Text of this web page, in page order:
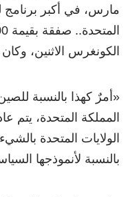
مارس، في أكبر برنامج
الكونغرس الاثنين،
«أمرٌ كهذا بالنسبة
المملكة المتحدة، يتم
الولايات المتحدة
بالنسبة لأنموذجها